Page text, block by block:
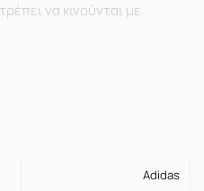
να κινούνται με
Adidas